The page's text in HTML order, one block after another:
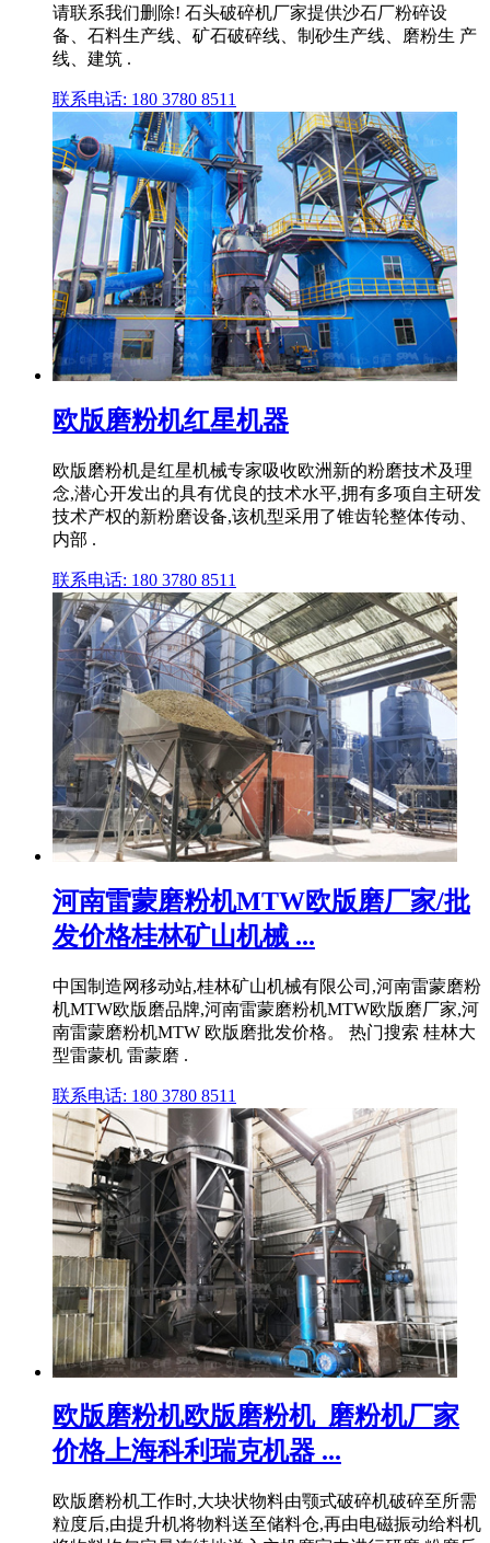
请联系我们删除! 石头破碎机厂家提供沙石厂粉碎设
备、石料生产线、矿石破碎线、制砂生产线、磨粉生 产
线、建筑 .
联系电话: 180 3780 8511
欧版磨粉机红星机器
欧版磨粉机是红星机械专家吸收欧洲新的粉磨技术及理
念,潜心开发出的具有优良的技术水平,拥有多项自主研发
技术产权的新粉磨设备,该机型采用了锥齿轮整体传动、
内部 .
联系电话: 180 3780 8511
河南雷蒙磨粉机MTW欧版磨厂家/批
发价格桂林矿山机械 ...
中国制造网移动站,桂林矿山机械有限公司,河南雷蒙磨粉
机MTW欧版磨品牌,河南雷蒙磨粉机MTW欧版磨厂家,河
南雷蒙磨粉机MTW 欧版磨批发价格。 热门搜索 桂林大
型雷蒙机 雷蒙磨 .
联系电话: 180 3780 8511
欧版磨粉机欧版磨粉机_磨粉机厂家
价格上海科利瑞克机器 ...
欧版磨粉机工作时,大块状物料由颚式破碎机破碎至所需
粒度后,由提升机将物料送至储料仓,再由电磁振动给料机